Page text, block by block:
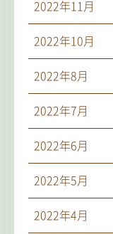
2022年11月
2022年10月
2022年8月
2022年7月
2022年6月
2022年5月
2022年4月